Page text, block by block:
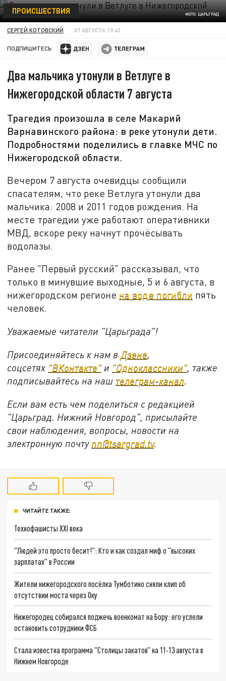
ФОТО: ЦАРЬГРАД
ПРОИСШЕСТВИЯ
СЕРГЕЙ КОТОВСКИЙ 07 АВГУСТА 19:43
ПОДПИШИТЕСЬ:
Два мальчика утонули в Ветлуге в
Нижегородской области 7 августа
Трагедия произошла в селе Макарий
Варнавинского района: в реке утонули дети.
Подробностями поделились в главке МЧС по
Нижегородской области.
Вечером 7 августа очевидцы сообщили
спасателям, что реке Ветлуга утонули два
мальчика: 2008 и 2011 годов рождения. На
месте трагедии уже работают оперативники
МВД, вскоре реку начнут прочёсывать
водолазы.
Ранее "Первый русский" рассказывал, что
только в минувшие выходные, 5 и 6 августа, в
нижегородском регионе на воде погибли пять
человек.
Уважаемые читатели "Царьграда"!
Присоединяйтесь к нам вДзене,
соцсетях "ВКонтакте" и "Одноклассники", также
подписывайтесь на наш телеграм-канал.
Если вам есть чем поделиться с редакцией
"Царьград. Нижний Новгород", присылайте
свои наблюдения, вопросы, новости на
электронную почту nn@tsargrad.tv.
ЧИТАЙТЕ ТАКЖЕ:
Технофашисты XXI века
"Людей это просто бесит!": Кто и как создал миф о "высоких
зарплатах" в России
Жители нижегородского посёлка Тумботино сняли клип об
отсутствии моста через Оку
Нижегородец собирался поджечь военкомат на Бору: его успели
остановить сотрудники ФСБ
Стала известна программа "Столицы закатов" на 11-13 августа в
Нижнем Новгороде